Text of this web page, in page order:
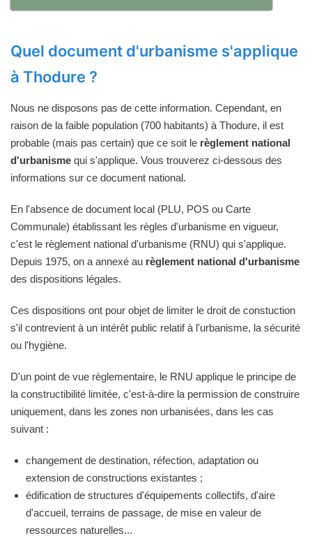
Quel document d'urbanisme s'applique
à Thodure ?
Nous ne disposons pas de cette information. Cependant, en
raison de la faible population (700 habitants) à Thodure, il est
probable (mais pas certain) que ce soit le règlement national
d'urbanisme qui s'applique. Vous trouverez ci-dessous des
informations sur ce document national.
En l'absence de document local (PLU, POS ou Carte
Communale) établissant les règles d'urbanisme en vigueur,
c'est le règlement national d'urbanisme (RNU) qui s'applique.
Depuis 1975, on a annexé au règlement national d'urbanisme
des dispositions légales.
Ces dispositions ont pour objet de limiter le droit de constuction
s'il contrevient à un intérêt public relatif à l'urbanisme, la sécurité
ou l'hygiène.
D'un point de vue règlementaire, le RNU applique le principe de
la constructibilité limitée, c'est-à-dire la permission de construire
uniquement, dans les zones non urbanisées, dans les cas
suivant :
changement de destination, réfection, adaptation ou
extension de constructions existantes ;
édification de structures d'équipements collectifs, d'aire
d'accueil, terrains de passage, de mise en valeur de
ressources naturelles...